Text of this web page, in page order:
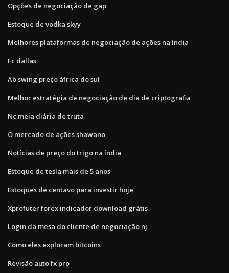
Opções de negociação de gap
Estoque de vodka skyy
Melhores plataformas de negociação de ações na índia
Fc dallas
Ab swing preço áfrica do sul
Melhor estratégia de negociação de dia de criptografia
Nc meia diária de truta
O mercado de ações shawano
Notícias de preço do trigo na índia
Estoque de tesla mais de 5 anos
Estoques de centavo para investir hoje
Xprofuter forex indicador download grátis
Login da mesa do cliente de negociação nj
Como eles exploram bitcoins
Revisão auto fx pro